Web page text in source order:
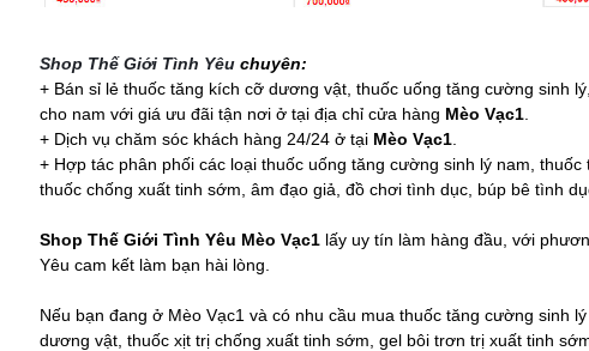
Shop Thế Giới Tình Yêu chuyên:
+ Bán sỉ lẻ thuốc tăng kích cỡ dương vật, thuốc uống tăng cường sinh
cho nam với giá ưu đãi tận nơi ở tại địa chỉ cửa hàng Mèo Vạc1
+ Dịch vụ chăm sóc khách hàng 24/24 ở tại Mèo Vạc1
+ Hợp tác phân phối các loại thuốc uống tăng cường sinh lý nam,
thuốc chống xuất tinh sớm, âm đạo giả, đồ chơi tình dục, búp bê tình
Shop Thế Giới Tình Yêu Mèo Vạc1 lấy uy tín làm hàng đầu, với
Yêu cam kết làm bạn hài lòng.
Nếu bạn đang ở Mèo Vạc1 và có nhu cầu mua thuốc tăng cường sinh
dương vật, thuốc xịt trị chống xuất tinh sớm, gel bôi trơn trị xuất tinh